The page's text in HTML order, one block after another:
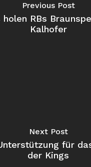
Previous Post
holen RBs
Kalhofer
Next Post
für
der Kings